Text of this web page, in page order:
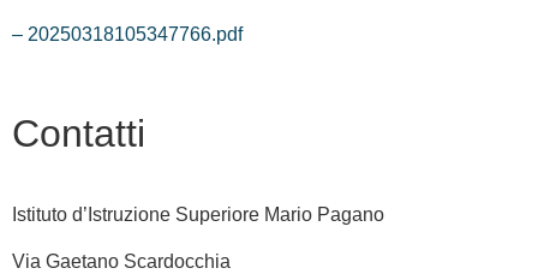
– 20250318105347766.pdf
Contatti
Istituto d’Istruzione Superiore Mario Pagano
Via Gaetano Scardocchia